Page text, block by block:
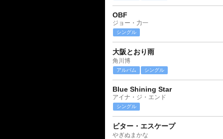
OBF
ジョー・力一
シングル
大阪とおり雨
角川博
アルバム シングル
Blue Shining Star
アイナ・ジ・エンド
シングル
ビター・エスケープ
やぎぬまかな